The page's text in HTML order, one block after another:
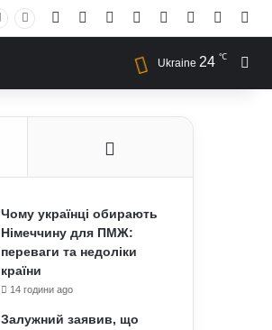
Facebook YouTubeInstagram
RSS Log In
Ukraine 24 ℃
Чому українці обирають
Німеччину для ПМЖ:
переваги та недоліки
країни
14 години ago
Залужний заявив, що